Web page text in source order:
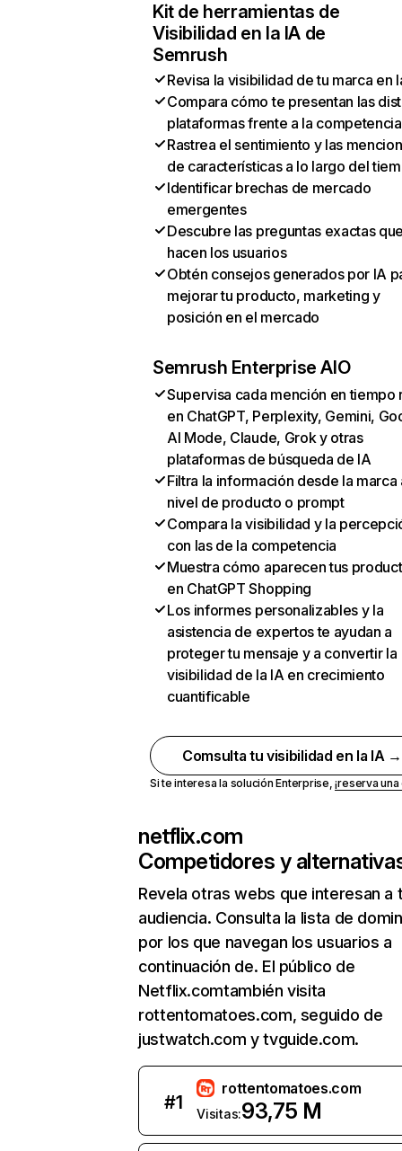
Kit de herramientas de
Visibilidad en la IA de
Semrush
Revisa la visibilidad de tu marca en
Compara cómo te presentan las
plataformas frente a la competencia
Rastrea el sentimiento y las
de características a lo largo del
Identificar brechas de mercado
emergentes
Descubre las preguntas exactas
hacen los usuarios
Obtén consejos generados por IA
mejorar tu producto, marketing y
posición en el mercado
Semrush Enterprise AIO
Supervisa cada mención en tiempo
en ChatGPT, Perplexity, Gemini,
AI Mode, Claude, Grok y otras
plataformas de búsqueda de IA
Filtra la información desde la marca
nivel de producto o prompt
Compara la visibilidad y la
con las de la competencia
Muestra cómo aparecen tus
en ChatGPT Shopping
Los informes personalizables y la
asistencia de expertos te ayudan a
proteger tu mensaje y a convertir la
visibilidad de la IA en crecimiento
cuantificable
Comsulta tu visibilidad en la IA →
Si te interesa la solución Enterprise,¡reserva
netflix.com
Competidores y
Revela otras webs que interesan a
audiencia. Consulta la lista de
por los que navegan los usuarios a
continuación de. El público de
Netflix.comtambién visita
rottentomatoes.com, seguido de
justwatch.com y tvguide.com.
#1
rottentomatoes.com
Visitas:93,75 M